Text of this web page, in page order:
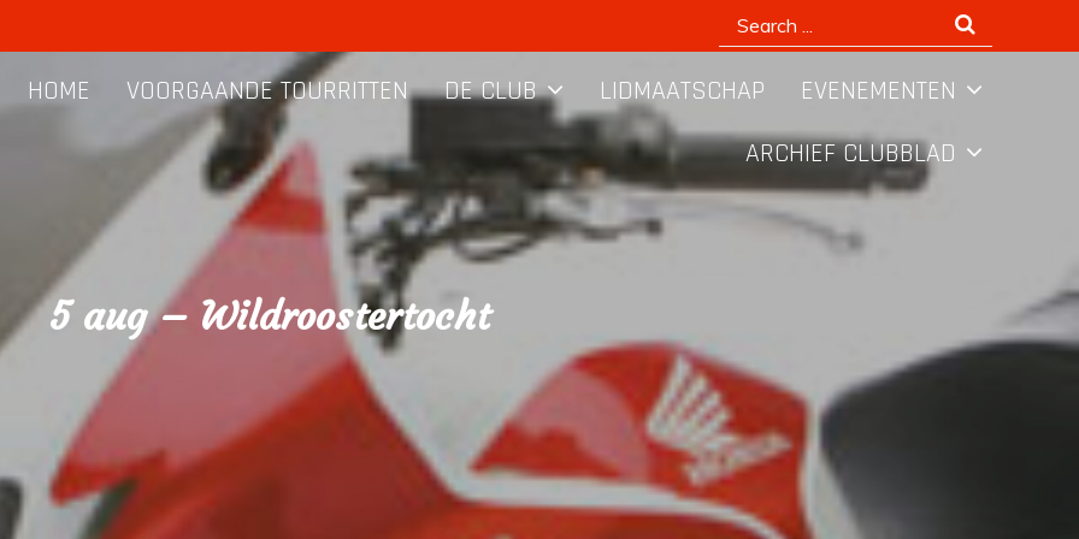
Search
for:
HOME VOORGAANDE TOURRITTEN DE CLUB LIDMAATSCHAP
EVENEMENTEN
ARCHIEF CLUBBLAD
5 aug – Wildroostertocht